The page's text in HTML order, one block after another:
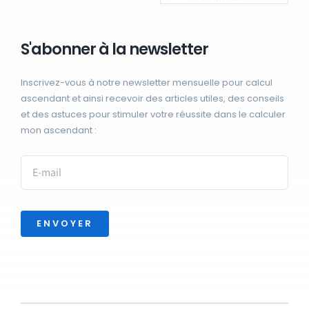
S'abonner à la newsletter
Inscrivez-vous à notre newsletter mensuelle pour calcul
ascendant et ainsi recevoir des articles utiles, des conseils
et des astuces pour stimuler votre réussite dans le calculer
mon ascendant :
ENVOYER